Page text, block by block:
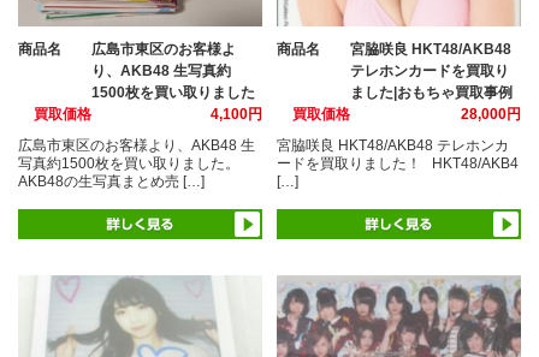
商品名
広島市東区のお客様よ
り、AKB48 生写真約
1500枚を買い取りました
買取価格
4,100円
広島市東区のお客様より、AKB48 生
写真約1500枚を買い取りました。
AKB48の生写真まとめ売 […]
商品名
宮脇咲良 HKT48/AKB48
テレホンカードを買取り
ました|おもちゃ買取事例
買取価格
28,000円
宮脇咲良 HKT48/AKB48 テレホンカ
ードを買取りました！ HKT48/AKB4
[…]